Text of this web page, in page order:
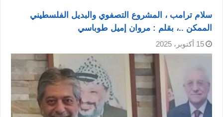
سلام ترامب ، المشروع التصفوي والبديل الفلسطيني
الممكن ..، بقلم : مروان إميل طوباسي
15 أكتوبر، 2025